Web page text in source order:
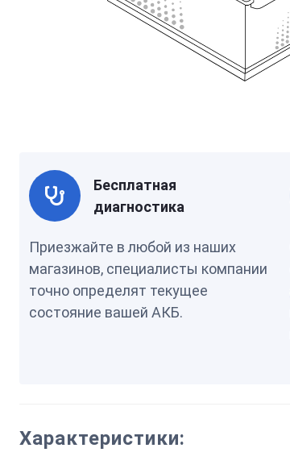
Бесплатная
диагностика
Приезжайте в любой из наших
магазинов, специалисты компании
точно определят текущее
состояние вашей АКБ.
Характеристики: